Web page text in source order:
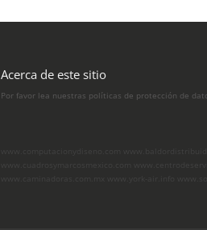
Acerca de este sitio
Por favor lea nuestras políticas de protección de